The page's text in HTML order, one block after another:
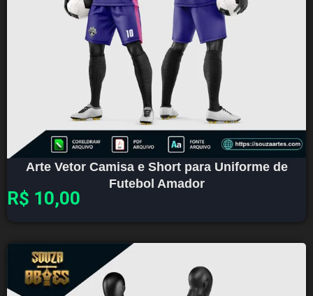
Arte Vetor Camisa e Short para Uniforme de
Futebol Amador
R$ 10,00